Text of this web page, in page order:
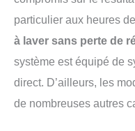
particulier aux heures
à laver sans perte de
système est équipé de
direct. D’ailleurs, les
de nombreuses autres